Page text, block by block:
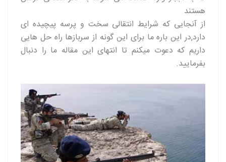
هستند
از آنجایی که شرایط انتقالی سخت و پرسه پیچیده ای
دارد,در این باره ما برای این گونه از سربازها راه حل هایی
داریم که دعوت میکنم تا انتهای این مقاله ما را دنبال
بفرمایید.